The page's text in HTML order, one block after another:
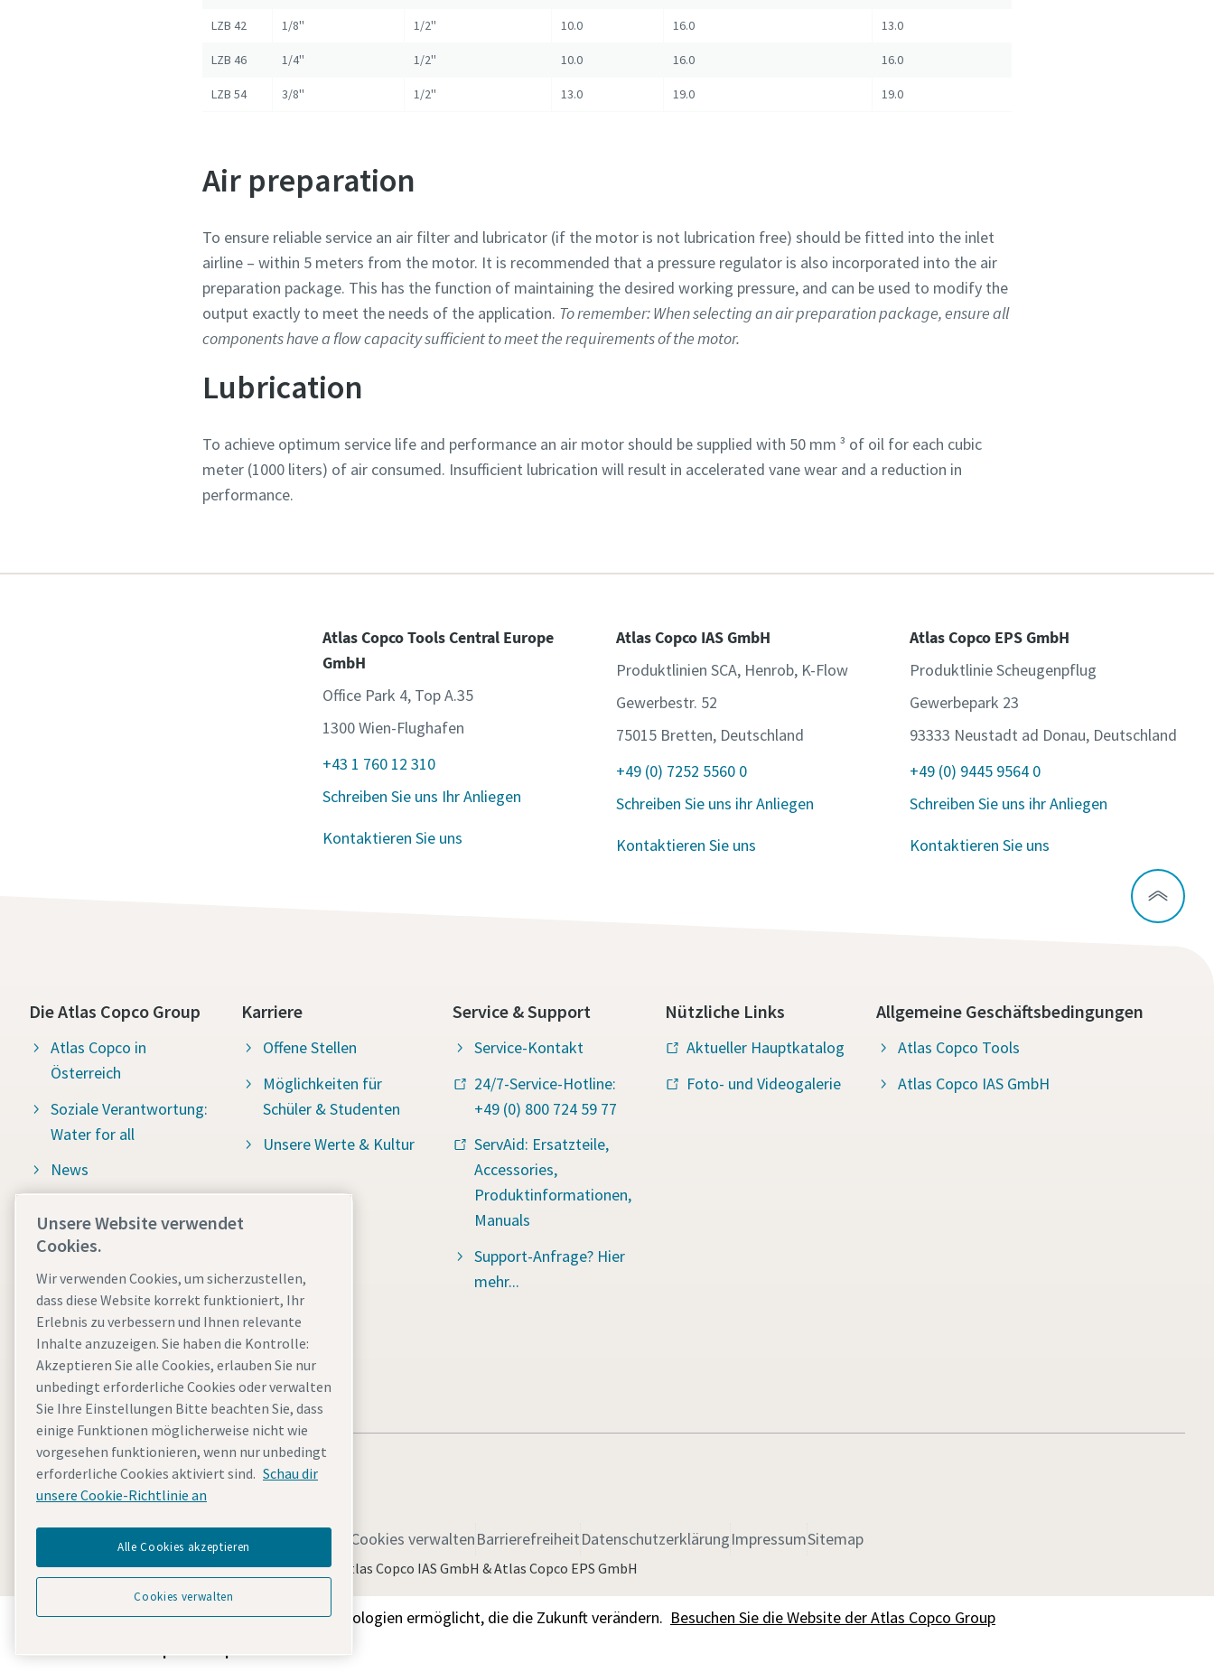
LZB 42 1/8'' 1/2'' 10.0 16.0 13.0
LZB 46 1/4'' 1/2'' 10.0 16.0 16.0
LZB 54 3/8'' 1/2'' 13.0 19.0 19.0
Air preparation
To ensure reliable service an air filter and lubricator (if the motor is not lubrication free) should be fitted into the inlet
airline – within 5 meters from the motor. It is recommended that a pressure regulator is also incorporated into the air
preparation package. This has the function of maintaining the desired working pressure, and can be used to modify the
output exactly to meet the needs of the application. To remember: When selecting an air preparation package, ensure all
components have a flow capacity sufficient to meet the requirements of the motor.
Lubrication
To achieve optimum service life and performance an air motor should be supplied with 50 mm ³ of oil for each cubic
meter (1000 liters) of air consumed. Insufficient lubrication will result in accelerated vane wear and a reduction in
performance.
Atlas Copco Tools Central Europe
GmbH
Office Park 4, Top A.35
1300 Wien-Flughafen
+43 1 760 12 310
Schreiben Sie uns Ihr Anliegen
Kontaktieren Sie uns
Atlas Copco IAS GmbH
Produktlinien SCA, Henrob, K-Flow
Gewerbestr. 52
75015 Bretten, Deutschland
+49 (0) 7252 5560 0
Schreiben Sie uns ihr Anliegen
Kontaktieren Sie uns
Atlas Copco EPS GmbH
Produktlinie Scheugenpflug
Gewerbepark 23
93333 Neustadt ad Donau, Deutschland
+49 (0) 9445 9564 0
Schreiben Sie uns ihr Anliegen
Kontaktieren Sie uns
Die Atlas Copco Group
Atlas Copco in
Österreich
Soziale Verantwortung:
Water for all
News
Whistleblowing System
(Atlas Copco Group
SpeakUp)
Meldesystem für
Menschenrechts- und
Umweltverstöße (Atlas
Copco Group Speak Up)
Karriere
Offene Stellen
Möglichkeiten für
Schüler & Studenten
Unsere Werte & Kultur
Service & Support
Service-Kontakt
24/7-Service-Hotline:
+49 (0) 800 724 59 77
ServAid: Ersatzteile,
Accessories,
Produktinformationen,
Manuals
Support-Anfrage? Hier
mehr...
Nützliche Links
Aktueller Hauptkatalog
Foto- und Videogalerie
Allgemeine Geschäftsbedingungen
Atlas Copco Tools
Atlas Copco IAS GmbH
Allgemeine rechtliche Hinweise atlascopco.com Cookies verwaltenBarrierefreiheitDatenschutzerklärungImpressumSitemap
© 2026 Atlas Copco Tools Central Europe GmbH & Atlas Copco IAS GmbH & Atlas Copco EPS GmbH
Entdecken Sie, wie die Atlas Copco Group Technologien ermöglicht, die die Zukunft verändern. Besuchen Sie die Website der Atlas Copco Group
Unsere Website verwendet
Cookies.
Wir verwenden Cookies, um sicherzustellen,
dass diese Website korrekt funktioniert, Ihr
Erlebnis zu verbessern und Ihnen relevante
Inhalte anzuzeigen. Sie haben die Kontrolle:
Akzeptieren Sie alle Cookies, erlauben Sie nur
unbedingt erforderliche Cookies oder verwalten
Sie Ihre Einstellungen Bitte beachten Sie, dass
einige Funktionen möglicherweise nicht wie
vorgesehen funktionieren, wenn nur unbedingt
erforderliche Cookies aktiviert sind. Schau dir
unsere Cookie-Richtlinie an
Alle Cookies akzeptieren
Cookies verwalten